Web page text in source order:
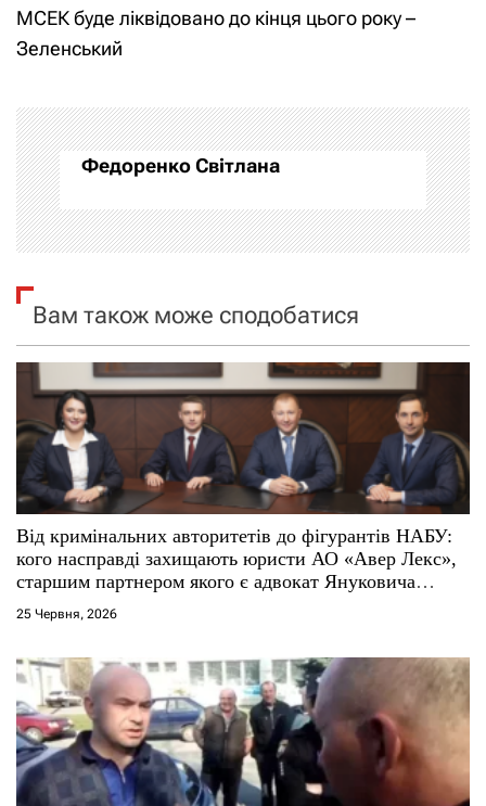
в
г
а
ц
і
я
з
п
и
с
і
МСЕК буде ліквідовано до кінця цього року –
Зеленський
Федоренко Світлана
Вам також може сподобатися
Від кримінальних авторитетів до фігурантів НАБУ:
кого насправді захищають юристи АО «Авер Лекс»,
старшим партнером якого є адвокат Януковича
Віталій Сердюк
25 Червня, 2026